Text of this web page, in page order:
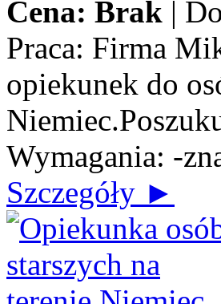
Cena: Brak |
Praca: Firma
opiekunek do
Wymagania: -
Szczegóły ►